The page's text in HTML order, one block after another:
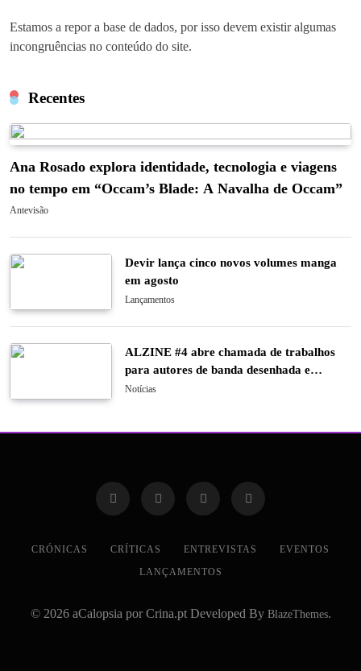
Estamos a repor a base de dados, por isso devem existir algumas
incongruências no conteúdo do site.
Recentes
Ana Rosado explora identidade, tecnologia e viagens
no tempo em “Occam’s Blade: A Navalha de Occam”
Antevisão
Devir lança cinco novos volumes manga
em agosto
Lançamentos
ALZINE #4 abre chamada de trabalhos
para autores de banda desenhada e
ilustração
Notícias
CRÓNICAS CRÍTICAS ENTREVISTAS
EVENTOS
LANÇAMENTOS
© 2026 aCalopsia por Crina.pt Developed By BlazeThemes.